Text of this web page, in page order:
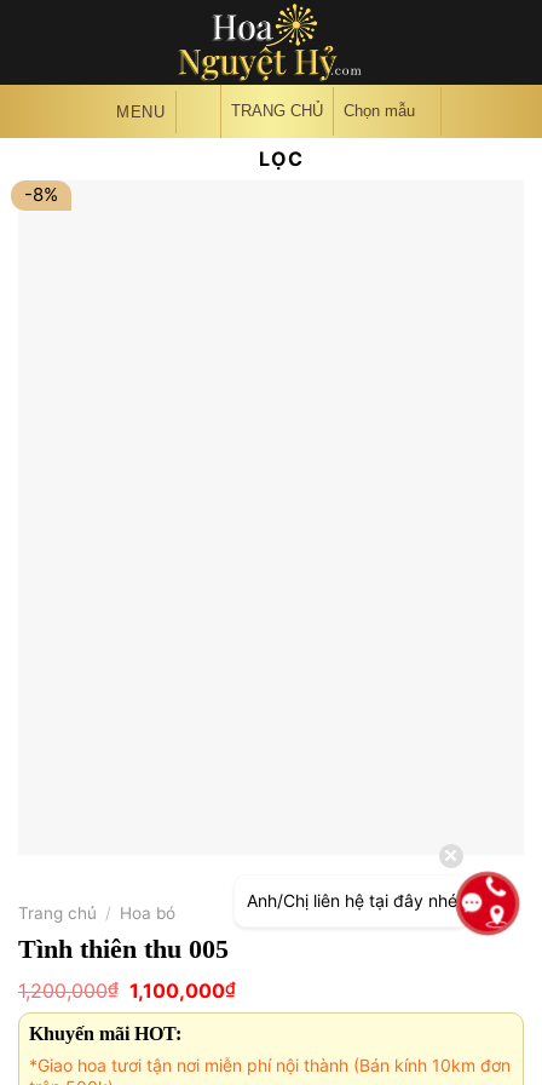
MENU TRANG CHỦ Chọn mẫu
LỌC
-8%
Trang chủ / Hoa bó
Tình thiên thu 005
1,200,000₫ Giá
gốc
là:
1,200,000₫.
1,100,000₫Giá
hiện
1,100,000₫.
Khuyến mãi HOT:
*Giao hoa tươi tận nơi miễn phí nội thành (Bán kính 10km đơn
Anh/Chị liên hệ tại đây nhé